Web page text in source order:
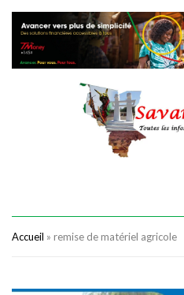
Accueil » remise de matériel agricole